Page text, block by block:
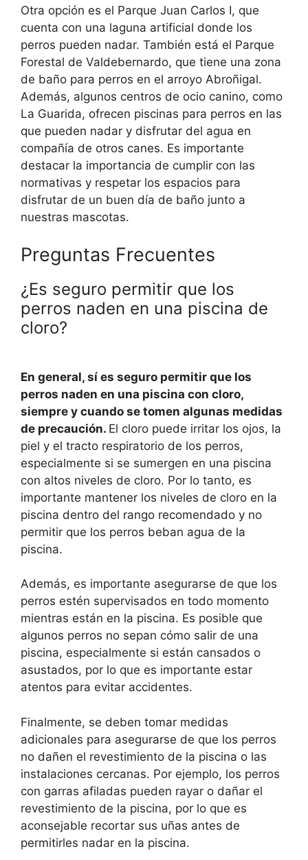
Otra opción es el Parque Juan Carlos I, que
cuenta con una laguna artificial donde los
perros pueden nadar. También está el Parque
Forestal de Valdebernardo, que tiene una zona
de baño para perros en el arroyo Abroñigal.
Además, algunos centros de ocio canino, como
La Guarida, ofrecen piscinas para perros en las
que pueden nadar y disfrutar del agua en
compañía de otros canes. Es importante
destacar la importancia de cumplir con las
normativas y respetar los espacios para
disfrutar de un buen día de baño junto a
nuestras mascotas.
Preguntas Frecuentes
¿Es seguro permitir que los
perros naden en una piscina de
cloro?
En general, sí es seguro permitir que los
perros naden en una piscina con cloro,
siempre y cuando se tomen algunas medidas
de precaución. El cloro puede irritar los ojos, la
piel y el tracto respiratorio de los perros,
especialmente si se sumergen en una piscina
con altos niveles de cloro. Por lo tanto, es
importante mantener los niveles de cloro en la
piscina dentro del rango recomendado y no
permitir que los perros beban agua de la
piscina.
Además, es importante asegurarse de que los
perros estén supervisados ​​en todo momento
mientras están en la piscina. Es posible que
algunos perros no sepan cómo salir de una
piscina, especialmente si están cansados ​​o
asustados, por lo que es importante estar
atentos para evitar accidentes.
Finalmente, se deben tomar medidas
adicionales para asegurarse de que los perros
no dañen el revestimiento de la piscina o las
instalaciones cercanas. Por ejemplo, los perros
con garras afiladas pueden rayar o dañar el
revestimiento de la piscina, por lo que es
aconsejable recortar sus uñas antes de
permitirles nadar en la piscina.